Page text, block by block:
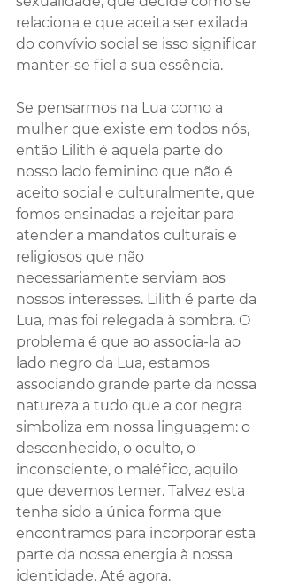
relaciona e que aceita ser exilada
do convívio social se isso significar
manter-se fiel a sua essência.
Se pensarmos na Lua como a
mulher que existe em todos nós,
então Lilith é aquela parte do
nosso lado feminino que não é
aceito social e culturalmente, que
fomos ensinadas a rejeitar para
atender a mandatos culturais e
religiosos que não
necessariamente serviam aos
nossos interesses. Lilith é parte da
Lua, mas foi relegada à sombra. O
problema é que ao associa-la ao
lado negro da Lua, estamos
associando grande parte da nossa
natureza a tudo que a cor negra
simboliza em nossa linguagem: o
desconhecido, o oculto, o
inconsciente, o maléfico, aquilo
que devemos temer. Talvez esta
tenha sido a única forma que
encontramos para incorporar esta
parte da nossa energia à nossa
identidade. Até agora.